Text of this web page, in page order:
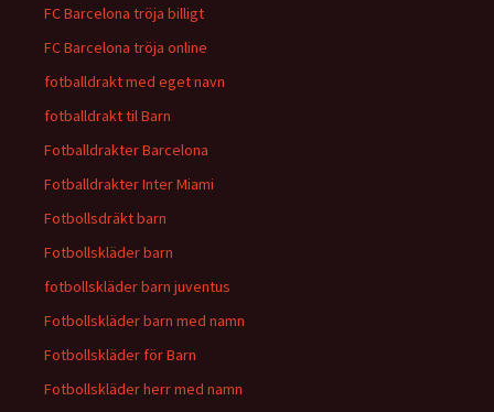
FC Barcelona tröja billigt
FC Barcelona tröja online
fotballdrakt med eget navn
fotballdrakt til Barn
Fotballdrakter Barcelona
Fotballdrakter Inter Miami
Fotbollsdräkt barn
Fotbollskläder barn
fotbollskläder barn juventus
Fotbollskläder barn med namn
Fotbollskläder för Barn
Fotbollskläder herr med namn